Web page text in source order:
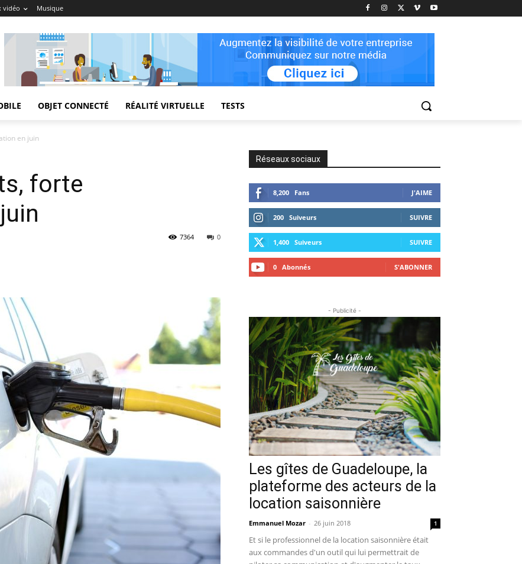
vidéo Musique
OBJET CONNECTÉ RÉALITÉ VIRTUELLE TESTS
en juin
forte
0
7364
Réseaux sociaux
8,200 Fans J'AIME
200 Suiveurs SUIVRE
1,400 Suiveurs SUIVRE
0 Abonnés S'ABONNER
- Publicité -
Les gîtes de Guadeloupe, la
plateforme des acteurs de la
location saisonnière
Emmanuel Mozar - 26 juin 2018 1
Et si le professionnel de la location saisonnière était
aux commandes d'un outil qui lui permettrait de